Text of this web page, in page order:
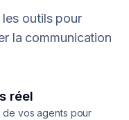
outils pour
la communication
réel
vos agents pour